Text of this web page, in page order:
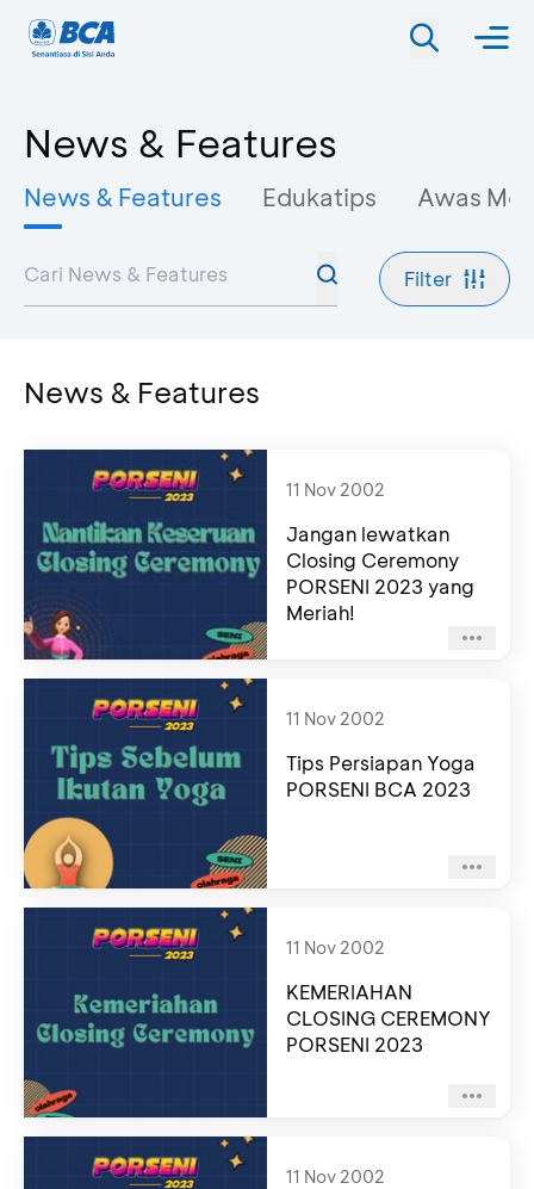
News & Features
News & Features Edukatips Awas
Filter
News & Features
11 Nov 2002
Jangan lewatkan
Closing Ceremony
PORSENI 2023 yang
Meriah!
11 Nov 2002
Tips Persiapan Yoga
PORSENI BCA 2023
11 Nov 2002
KEMERIAHAN
CLOSING CEREMONY
PORSENI 2023
11 Nov 2002